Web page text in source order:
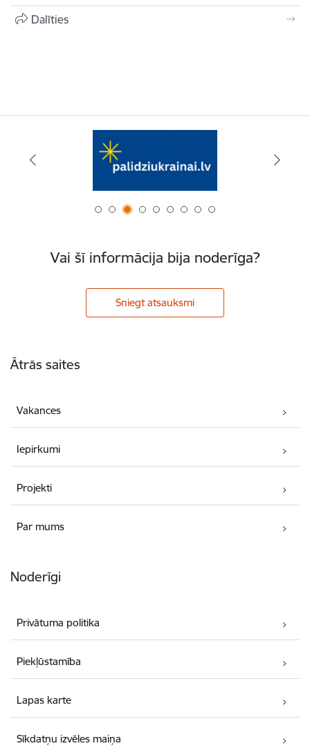
Dalīties
Vai šī informācija bija noderīga?
Sniegt atsauksmi
Ātrās saites
Vakances
Iepirkumi
Projekti
Par mums
Noderīgi
Privātuma politika
Piekļūstamība
Lapas karte
Sīkdatņu izvēles maiņa